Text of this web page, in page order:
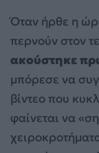
Όταν ήρθε η
περνούν στον
ακούστηκε
μπόρεσε να
βίντεο που
φαίνεται να